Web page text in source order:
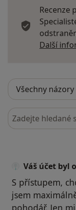
Recenze
Další
Hledejte v
Váš účet byl
S přístupem,
jsem